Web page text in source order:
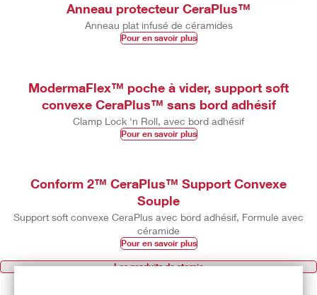
Anneau protecteur CeraPlus™
Anneau plat infusé de céramides
Pour en savoir plus
ModermaFlex™ poche à vider, support soft
convexe CeraPlus™ sans bord adhésif
Clamp Lock 'n Roll, avec bord adhésif
Pour en savoir plus
Conform 2™ CeraPlus™ Support Convexe
Souple
Support soft convexe CeraPlus avec bord adhésif, Formule avec
céramide
Pour en savoir plus
Les produits de stomie